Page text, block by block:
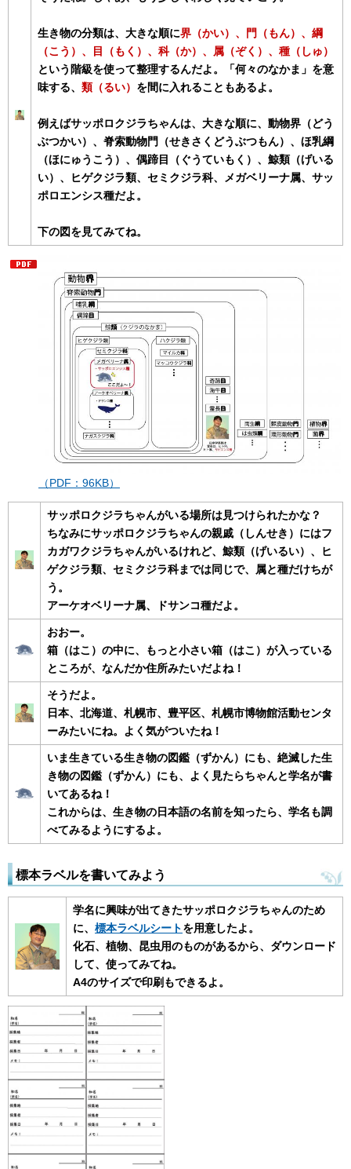
生き物の分類は、大きな順に界（かい）、門（もん）、綱
（こう）、目（もく）、科（か）、属（ぞく）、種（しゅ）
という階級を使って整理するんだよ。「何々のなかま」を意
味する、 類（るい） を間に入れることもあるよ。
例えばサッポロクジラちゃんは、大きな順に、動物界（どう
ぶつかい）、脊索動物門（せきさくどうぶつもん）、ほ乳綱
（ほにゅうこう）、偶蹄目（ぐうていもく）、鯨類（げいる
い）、ヒゲクジラ類、セミクジラ科、メガベリーナ属、サッ
ポロエンシス種だよ。
下の図を見てみてね。
（PDF：96KB）
サッポロクジラちゃんがいる場所は見つけられたかな？
ちなみにサッポロクジラちゃんの親戚（しんせき）にはフ
カガワクジラちゃんがいるけれど、鯨類（げいるい）、ヒ
ゲクジラ類、セミクジラ科までは同じで、属と種だけちが
う。
アーケオベリーナ属、ドサンコ種だよ。
おおー。
箱（はこ）の中に、もっと小さい箱（はこ）が入っている
ところが、なんだか住所みたいだよね！
そうだよ。
日本、北海道、札幌市、豊平区、札幌市博物館活動センタ
ーみたいにね。よく気がついたね！
いま生きている生き物の図鑑（ずかん）にも、絶滅した生
き物の図鑑（ずかん）にも、よく見たらちゃんと学名が書
いてあるね！
これからは、生き物の日本語の名前を知ったら、学名も調
べてみるようにするよ。
標本ラベルを書いてみよう
学名に興味が出てきたサッポロクジラちゃんのため
に、 標本ラベルシートを用意したよ。
化石、植物、昆虫用のものがあるから、ダウンロード
して、使ってみてね。
A4のサイズで印刷もできるよ。